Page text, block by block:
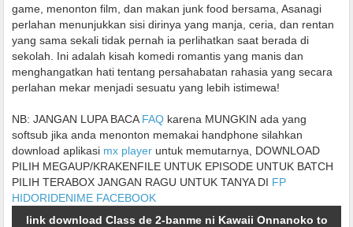
game, menonton film, dan makan junk food bersama, Asanagi
perlahan menunjukkan sisi dirinya yang manja, ceria, dan rentan
yang sama sekali tidak pernah ia perlihatkan saat berada di
sekolah. Ini adalah kisah komedi romantis yang manis dan
menghangatkan hati tentang persahabatan rahasia yang secara
perlahan mekar menjadi sesuatu yang lebih istimewa!
NB: JANGAN LUPA BACA FAQ karena MUNGKIN ada yang
softsub jika anda menonton memakai handphone silahkan
download aplikasi mx player untuk memutarnya, DOWNLOAD
PILIH MEGAUP/KRAKENFILE UNTUK EPISODE UNTUK BATCH
PILIH TERABOX JANGAN RAGU UNTUK TANYA DI FP
HIDORIDENIME FACEBOOK
link download Class de 2-banme ni Kawaii Onnanoko to